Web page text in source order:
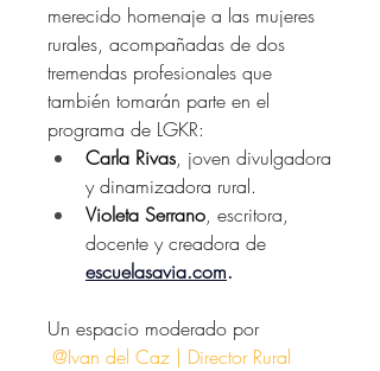
merecido homenaje a las mujeres
rurales, acompañadas de dos
tremendas profesionales que
también tomarán parte en el
programa de LGKR:
Carla Rivas, joven divulgadora
y dinamizadora rural.
Violeta Serrano, escritora,
escuelasavia.com.
Un espacio moderado por
@Ivan del Caz | Director Rural